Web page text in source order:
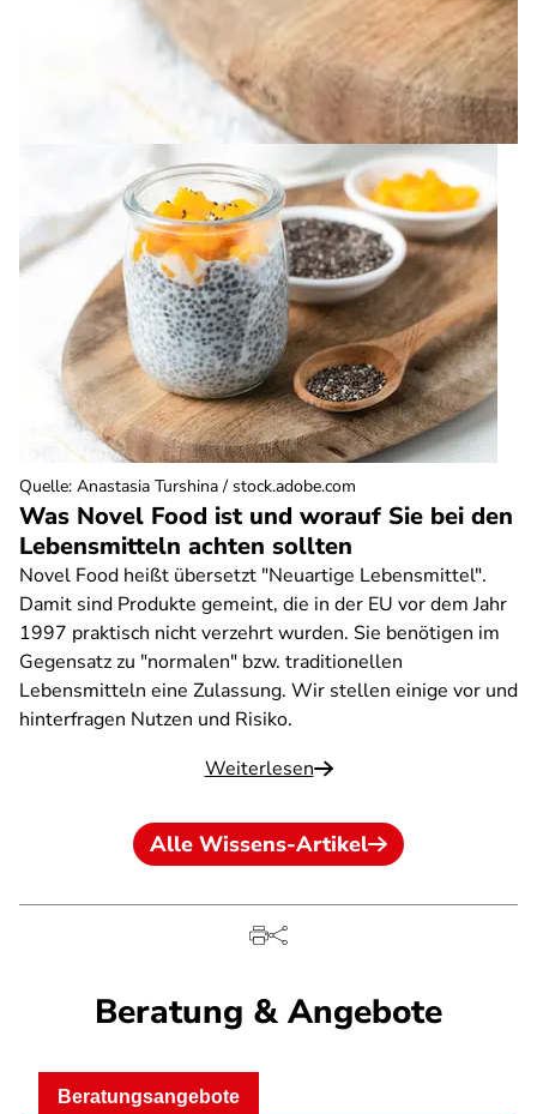
Was Novel Food ist und worauf Sie bei den
Lebensmitteln achten sollten
Novel Food heißt übersetzt "Neuartige Lebensmittel".
Damit sind Produkte gemeint, die in der EU vor dem Jahr
1997 praktisch nicht verzehrt wurden. Sie benötigen im
Gegensatz zu "normalen" bzw. traditionellen
Lebensmitteln eine Zulassung. Wir stellen einige vor und
hinterfragen Nutzen und Risiko.
Weiterlesen
Quelle: Anastasia Turshina / stock.adobe.com
Alle Wissens-Artikel
Beratung & Angebote
Beratungsangebote